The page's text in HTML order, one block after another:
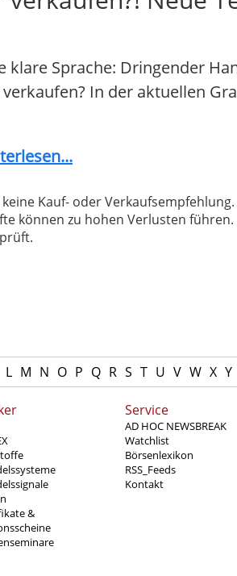
klare Sprache: Dringender
In der aktuellen
Kauf- oder
können zu hohen Verlusten
L M N O P Q R S T U V W X Y
&
Service
AD HOC NEWSBREAK
Watchlist
Börsenlexikon
RSS_Feeds
Kontakt